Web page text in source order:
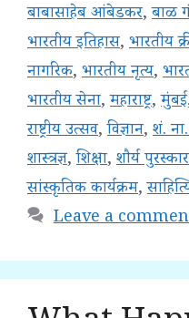
बाबासाहेब आंबेडकर,बाळ
भारतीय इतिहास, भारतीय
नागरिक, भारतीय नृत्य,
भारतीय सेना,महाराष्ट्र,मुंबई
राष्ट्रीय उत्सव,विज्ञान, शं.
शास्त्रज्ञ,शिक्षा, शौर्य पुरस्कार
सांस्कृतिक कार्यक्रम,
Leave a